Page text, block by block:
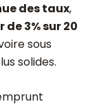
des taux,
3% sur 20
sous
solides.